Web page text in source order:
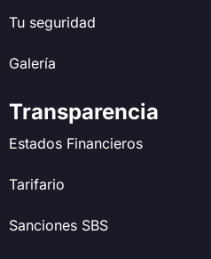
Tu seguridad
Galería
Transparencia
Estados Financieros
Tarifario
Sanciones SBS